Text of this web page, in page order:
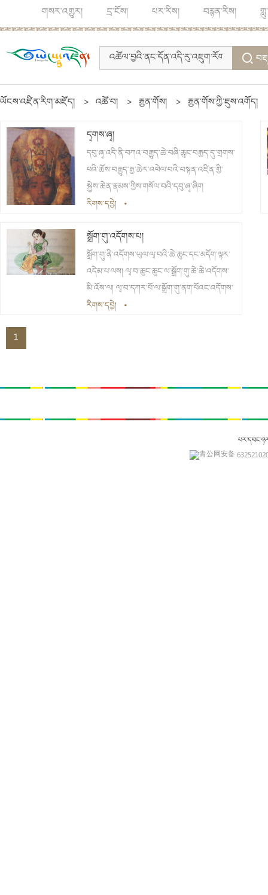
གསར་འགྱུར། དྲ་ངོས། པར་རིས། བརྙན་རིས།
ཡོངས་འཛིན་རིག་མཛོད། > འཚོ་བ། > རྒྱན་གོས། > རྒྱན་གོས་ཀྱི་ཇུས་འགོད།
དྭགས་ཞྭ།
དབུ་ཞྭ་འདི་ནི་བཀའ་བརྒྱུད་ཆེ་བཞི་ཆུང་བརྒྱད་དུ་གྲགས་
པའི་ཆོས་བརྒྱུད་རྒྱ་ཆེར་འཕེལ་བའི་བསྟན་འཛིན་གྱི་
སྐྱེས་ཆེན་རྣམས་ཀྱིས་གསོལ་བའི་དབུ་ཞྭ་ཞིག
རིགས་དབྱེ། •
སྒྲོག་གུ་འདོགས་པ།
སྒྲོག་གུ་ནི་འདོགས་ཡུལ་ལྭ་བའི་ཆེ་ཆུང་དང་མདོག་ལྟར་
འདེམ་པ་ལས། ལྭ་བ་ཆུང་ཆུང་ལ་སྒྲོག་གུ་ཆེ་ཆེ་འདོགས་
མི་འོས་ལ། ལྭ་བ་དཀར་པོ་ལ་སྒྲོག་གུ་ནག་པོའང་འདོགས་
མི་འོས་པ་ལྟ་བུ་ཡིན། སྒྲོག་གུ་ལའང་ཁུང་མིག་གཅིག་ཅན་
རིགས་དབྱེ། •
1
青公网安备